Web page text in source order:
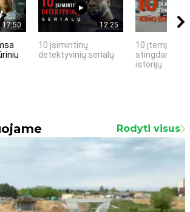
17:50 12:25
10 įsimintinų
detektyvinių serialų
10 įtemptų,
stingdančių
istorijų
Rodyti visus